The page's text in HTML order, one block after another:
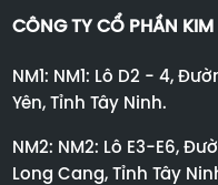
CÔNG TY CỔ PHẦN
NM1: NM1: Lô D2 - 4,
Yên, Tỉnh Tây Ninh.
NM2: NM2: Lô E3-E6,
Long Cang, Tỉnh Tây